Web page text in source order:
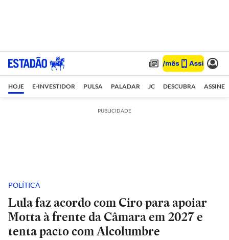
HOJE E-INVESTIDOR PULSA PALADAR JC DESCUBRA ASSINE
PUBLICIDADE
POLÍTICA
Lula faz acordo com Ciro para apoiar
Motta à frente da Câmara em 2027 e
tenta pacto com Alcolumbre